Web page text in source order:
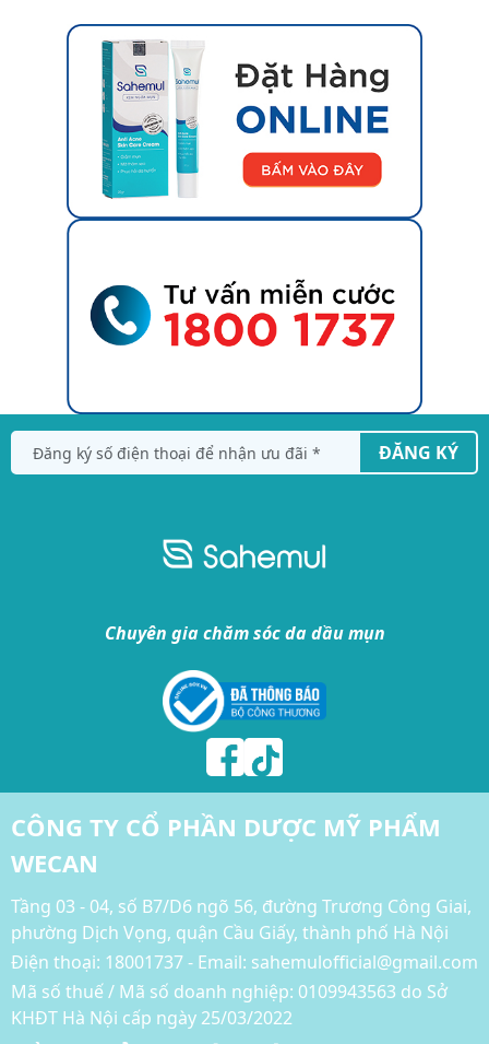
ĐĂNG KÝ
Chuyên gia chăm sóc da dầu mụn
CÔNG TY CỔ PHẦN DƯỢC MỸ PHẨM
WECAN
Tầng 03 - 04, số B7/D6 ngõ 56, đường Trương Công Giai,
phường Dịch Vọng, quận Cầu Giấy, thành phố Hà Nội
Điện thoại: 18001737 - Email: sahemulofficial@gmail.com
Mã số thuế / Mã số doanh nghiệp: 0109943563 do Sở
KHĐT Hà Nội cấp ngày 25/03/2022